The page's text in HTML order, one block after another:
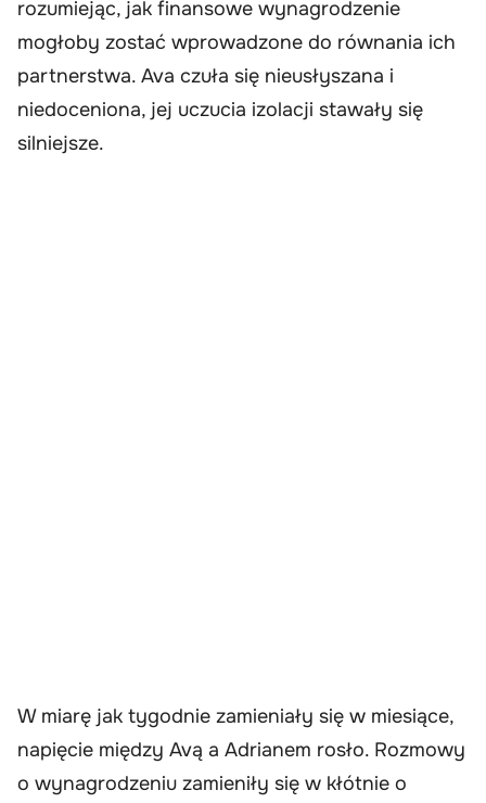
rozumiejąc, jak finansowe wynagrodzenie
mogłoby zostać wprowadzone do równania ich
partnerstwa. Ava czuła się nieusłyszana i
niedoceniona, jej uczucia izolacji stawały się
silniejsze.
W miarę jak tygodnie zamieniały się w miesiące,
napięcie między Avą a Adrianem rosło. Rozmowy
o wynagrodzeniu zamieniły się w kłótnie o